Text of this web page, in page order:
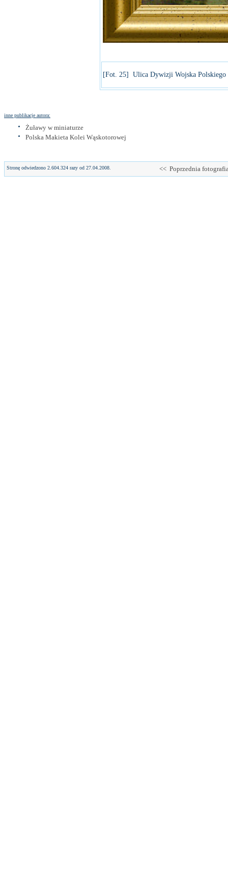
[Fot. 25] Ulica Dywizji Wojska Polskiego
inne publikacje autora:
Żuławy w miniaturze
Polska Makieta Kolei Wąskotorowej
Stronę odwiedzono 2.604.324 razy od 27.04.2008. << Poprzednia